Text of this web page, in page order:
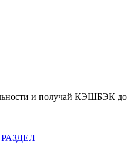
и получай КЭШБЭК до